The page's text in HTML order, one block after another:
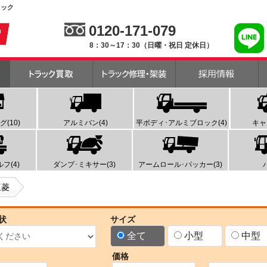
ク
0120-171-079
8：30～17：30（日曜・祝日 定休日）
(10) アルミバン(4) 平ボディ･アルミブロック(4) キ
フ(4) ダンプ･ミキサー(3) アームロール･パッカー(3)
サイズ
全て 小型 中型
価格